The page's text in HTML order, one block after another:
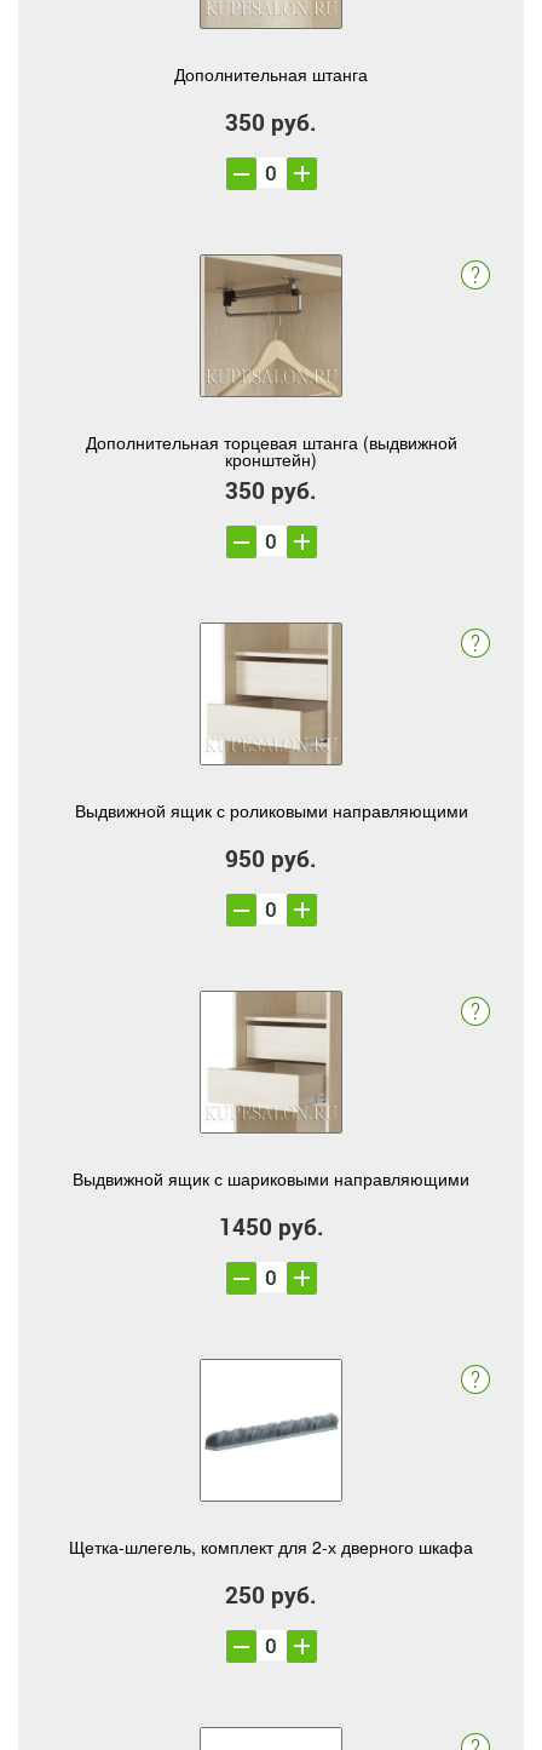
Дополнительная штанга
350 руб.
Дополнительная торцевая штанга (выдвижной
кронштейн)
350 руб.
Выдвижной ящик с роликовыми направляющими
950 руб.
Выдвижной ящик с шариковыми направляющими
1450 руб.
Щетка-шлегель, комплект для 2-х дверного шкафа
250 руб.